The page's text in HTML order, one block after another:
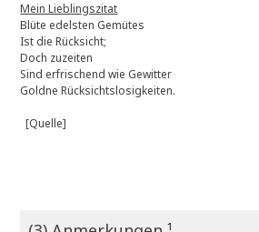
Mein Lieblingszitat
Blüte edelsten Gemütes
Ist die Rücksicht;
Doch zuzeiten
Sind erfrischend wie Gewitter
Goldne Rücksichtslosigkeiten.
[Quelle]